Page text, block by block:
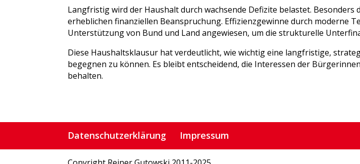
Langfristig wird der Haushalt durch wachsende Defizite belastet.
erheblichen finanziellen Beanspruchung. Effizienzgewinne durch moderne
Unterstützung von Bund und Land angewiesen, um die strukturelle
Diese Haushaltsklausur hat verdeutlicht, wie wichtig eine langfristige,
begegnen zu können. Es bleibt entscheidend, die Interessen der
behalten.
Datenschutzerklärung Impressum